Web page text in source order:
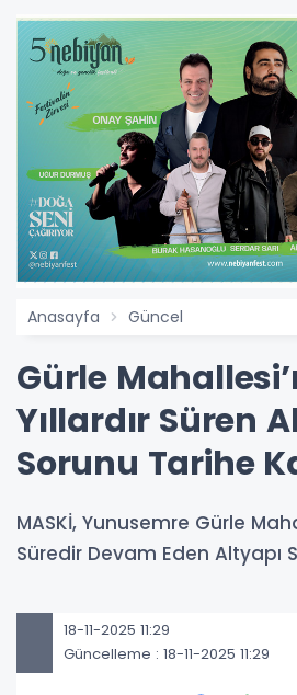
Anasayfa Güncel
Gürle
Yıllardır Süren
Sorunu Tarihe
MASKİ, Yunusemre Gürle
Süredir Devam Eden Altyapı
18-11-2025 11:29
Güncelleme : 18-11-2025 11:29